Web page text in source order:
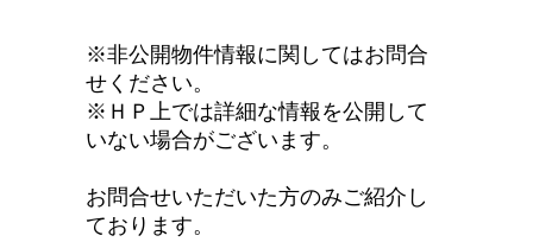
※非公開物件情報に関してはお問合
せください。
※ＨＰ上では詳細な情報を公開して
いない場合がございます。
お問合せいただいた方のみご紹介し
ております。